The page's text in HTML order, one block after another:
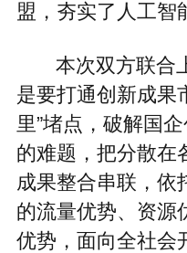
盟，夯实了人工智
本次双方联合
是要打通创新成果
里”堵点，破解国
的难题，把分散在
成果整合串联，依
的流量优势、资源
优势，面向全社会